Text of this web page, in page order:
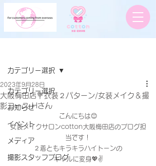
カテゴリー選択
お知らせ
イベント
メディア
撮影スタッフブログ
カテゴリー選択
大阪梅田店💐衣装２パターン/女装メイク＆撮
影コース Hさん
2023年9月28日
こんにちは😊
女装メイクサロンcotton大阪梅田店のブログ担
当です！
２着ともキラキラハイトーンの
ギャルに変身💖✌️